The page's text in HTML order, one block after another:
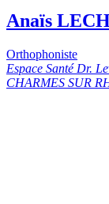
Anaïs
Orthophoniste
Espace Santé Dr.
CHARMES SUR